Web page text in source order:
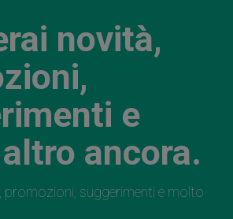
novità,
e
ancora.
promozioni, suggerimenti e molto